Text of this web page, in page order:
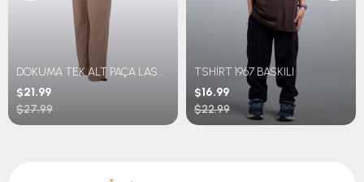
DOKUMA TEK ALT PAÇA LASTİKLİ
$21.99
$27.99
TSHİRT 1967 BASKILI
$16.99
$22.99